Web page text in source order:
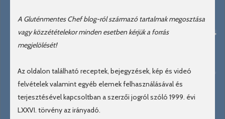
A Gluténmentes Chef blog-ról származó tartalmak megosztása
vagy közzétételekor minden esetben kérjük a forrás
megjelölését!
Az oldalon található receptek, bejegyzések, kép és videó
felvételek valamint egyéb elemek felhasználásával és
terjesztésével kapcsoltban a szerzői jogról szóló 1999. évi
LXXVI. törvény az irányadó.